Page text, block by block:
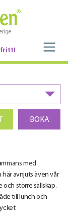
BOKA
med
avnjuts även vår
större sällskap.
till lunch och